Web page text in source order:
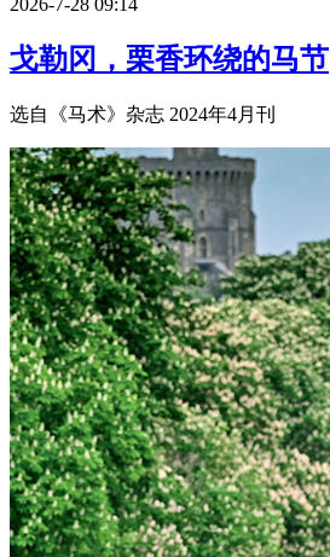
2026-7-28 09:14
戈勒冈，栗香环绕的马节
选自《马术》杂志 2024年4月刊